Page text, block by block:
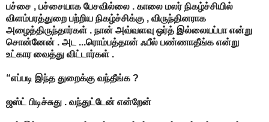
பச்சை , பச்சையாக பேசவில்லை . காலை மலர் நிகழ்ச்சியில்
விளம்பரத்துறை பற்றிய நிகழ்ச்சிக்கு , விருந்தினராக
அழைத்திருந்தார்கள் . நான் அவ்வளவு ஒர்த் இல்லையப்பா என்று
சொன்னேன் . அட ...ரொம்பத்தான் ஃபீல் பண்ணாதீங்க என்று
உட்கார வைத்து விட்டார்கள் .
“எப்படி இந்த துறைக்கு வந்தீங்க ?
ஜஸ்ட் பிடிச்சுது . வந்துட்டேன் என்றேன்